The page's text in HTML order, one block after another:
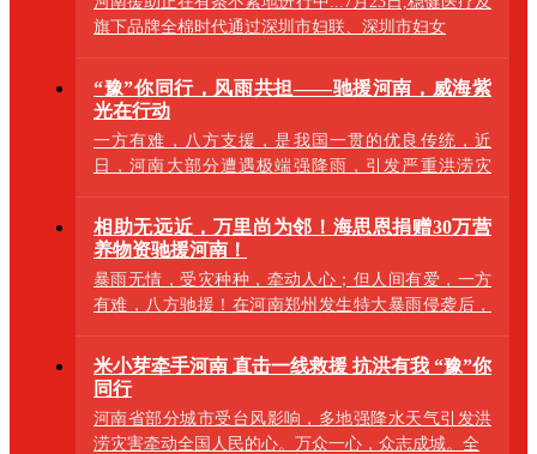
旗下品牌全棉时代通过深圳市妇联、深圳市妇女
“豫”你同行，风雨共担——驰援河南，威海紫
光在行动
一方有难，八方支援，是我国一贯的优良传统，近
日，河南大部分遭遇极端强降雨，引发严重洪涝灾
相助无远近，万里尚为邻！海思恩捐赠30万营
养物资驰援河南！
暴雨无情，受灾种种，牵动人心；但人间有爱，一方
有难，八方驰援！在河南郑州发生特大暴雨侵袭后，
米小芽牵手河南 直击一线救援 抗洪有我 “豫”你
同行
河南省部分城市受台风影响，多地强降水天气引发洪
涝灾害牵动全国人民的心。万众一心，众志成城。全